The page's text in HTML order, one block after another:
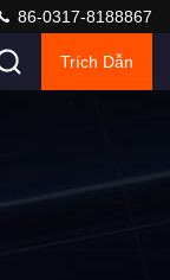
86-0317-8188867
Trích Dẫn